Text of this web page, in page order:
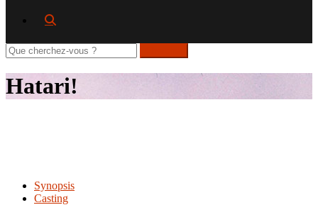
Rechercher
sur
le
site
Hatari!
Synopsis
Casting